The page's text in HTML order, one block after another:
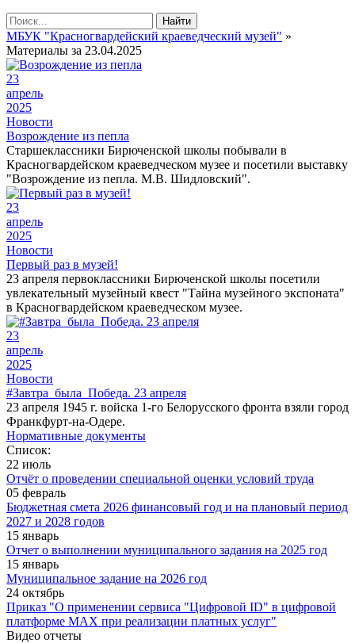
Найти
МБУК "Красногвардейский краеведческий музей" »
Материалы за 23.04.2025
23
апрель
2025
Новости
Возрождение из пепла
Старшеклассники Бирюченской школы побывали в
Красногвардейском краеведческом музее и посетили выставку
"Возрождение из пепла. М.В. Шидловский".
23
апрель
2025
Новости
Первый раз в музей!
23 апреля первоклассники Бирюченской школы посетили
увлекательный музейный квест "Тайна музейного экспоната"
в Красногвардейском краеведческом музее.
23
апрель
2025
Новости
#Завтра_была_Победа. 23 апреля
23 апреля 1945 г. войска 1-го Белорусского фронта взяли город
Франкфурт-на-Одере.
Нормативные документы
Список:
22 июль
Отчёт о проведении специальной оценки условий труда
05 февраль
Бюджетная смета 2026 финансовый год и на плановый период
2027 и 2028 годов
15 январь
Отчет о выполнении муниципального задания на 2025 год
15 январь
Муниципальное задание на 2026 год
24 октябрь
Приказ "О применении сервиса "Цифровой ID" в цифровой
платформе МАХ при реализации платных услуг"
Видео отчеты